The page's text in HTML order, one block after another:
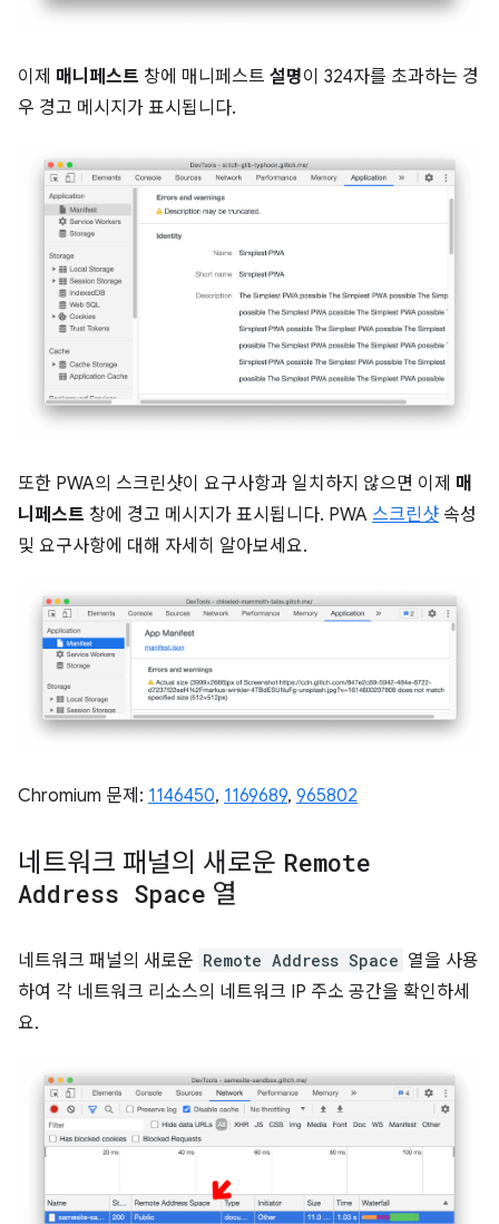
이제 매니페스트 창에 매니페스트 설명이 324자를 초과하는 경
우 경고 메시지가 표시됩니다.
또한 PWA의 스크린샷이 요구사항과 일치하지 않으면 이제 매
니페스트 창에 경고 메시지가 표시됩니다. PWA 스크린샷 속성
및 요구사항에 대해 자세히 알아보세요.
Chromium 문제: 1146450, 1169689, 965802
네트워크 패널의 새로운 Remote
Address Space 열
네트워크 패널의 새로운 Remote Address Space 열을 사용
하여 각 네트워크 리소스의 네트워크 IP 주소 공간을 확인하세
요.